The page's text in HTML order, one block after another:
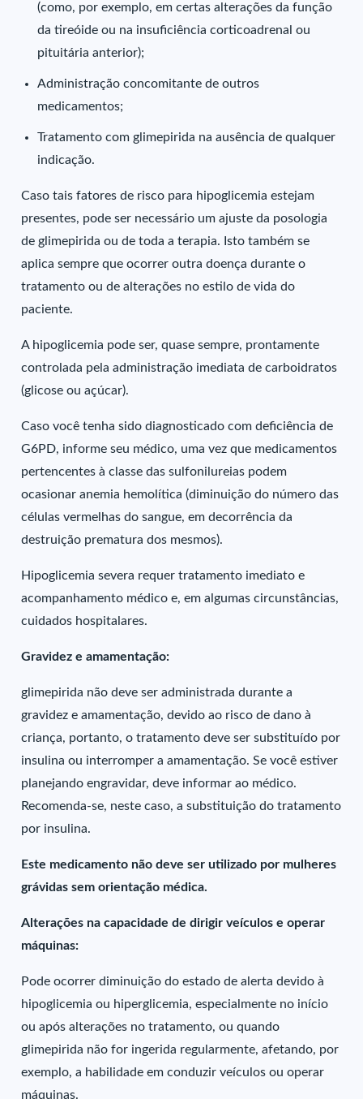
(como, por exemplo, em certas alterações da função
da tireóide ou na insuficiência corticoadrenal ou
pituitária anterior);
Administração concomitante de outros
medicamentos;
Tratamento com glimepirida na ausência de qualquer
indicação.
Caso tais fatores de risco para hipoglicemia estejam
presentes, pode ser necessário um ajuste da posologia
de glimepirida ou de toda a terapia. Isto também se
aplica sempre que ocorrer outra doença durante o
tratamento ou de alterações no estilo de vida do
paciente.
A hipoglicemia pode ser, quase sempre, prontamente
controlada pela administração imediata de carboidratos
(glicose ou açúcar).
Caso você tenha sido diagnosticado com deficiência de
G6PD, informe seu médico, uma vez que medicamentos
pertencentes à classe das sulfonilureias podem
ocasionar anemia hemolítica (diminuição do número das
células vermelhas do sangue, em decorrência da
destruição prematura dos mesmos).
Hipoglicemia severa requer tratamento imediato e
acompanhamento médico e, em algumas circunstâncias,
cuidados hospitalares.
Gravidez e amamentação:
glimepirida não deve ser administrada durante a
gravidez e amamentação, devido ao risco de dano à
criança, portanto, o tratamento deve ser substituído por
insulina ou interromper a amamentação. Se você estiver
planejando engravidar, deve informar ao médico.
Recomenda-se, neste caso, a substituição do tratamento
por insulina.
Este medicamento não deve ser utilizado por mulheres
grávidas sem orientação médica.
Alterações na capacidade de dirigir veículos e operar
máquinas:
Pode ocorrer diminuição do estado de alerta devido à
hipoglicemia ou hiperglicemia, especialmente no início
ou após alterações no tratamento, ou quando
glimepirida não for ingerida regularmente, afetando, por
exemplo, a habilidade em conduzir veículos ou operar
máquinas.